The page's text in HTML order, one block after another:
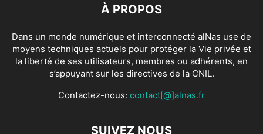
À PROPOS
Dans un monde numérique et interconnecté alNas use de
moyens techniques actuels pour protéger la Vie privée et
la liberté de ses utilisateurs, membres ou adhérents, en
s’appuyant sur les directives de la CNIL.
Contactez-nous: contact[@]alnas.fr
SUIVEZ NOUS